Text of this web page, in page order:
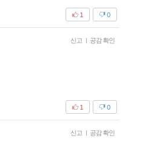
0
1
신고 | 공감 확인
0
1
신고 | 공감 확인